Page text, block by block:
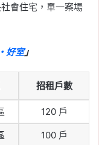
會住宅，單一案場
好室」
招租戶數
120 戶
100 戶